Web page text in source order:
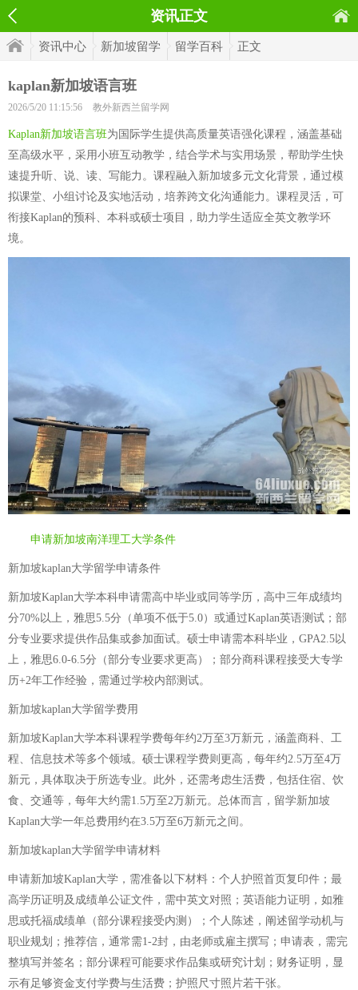
资讯正文
资讯中心 新加坡留学 留学百科 正文
kaplan新加坡语言班
2026/5/20 11:15:56 教外新西兰留学网
Kaplan新加坡语言班为国际学生提供高质量英语强化课程，涵盖基础
至高级水平，采用小班互动教学，结合学术与实用场景，帮助学生快
速提升听、说、读、写能力。课程融入新加坡多元文化背景，通过模
拟课堂、小组讨论及实地活动，培养跨文化沟通能力。课程灵活，可
衔接Kaplan的预科、本科或硕士项目，助力学生适应全英文教学环
境。
申请新加坡南洋理工大学条件
新加坡kaplan大学留学申请条件
新加坡Kaplan大学本科申请需高中毕业或同等学历，高中三年成绩均
分70%以上，雅思5.5分（单项不低于5.0）或通过Kaplan英语测试；部
分专业要求提供作品集或参加面试。硕士申请需本科毕业，GPA2.5以
上，雅思6.0-6.5分（部分专业要求更高）；部分商科课程接受大专学
历+2年工作经验，需通过学校内部测试。
新加坡kaplan大学留学费用
新加坡Kaplan大学本科课程学费每年约2万至3万新元，涵盖商科、工
程、信息技术等多个领域。硕士课程学费则更高，每年约2.5万至4万
新元，具体取决于所选专业。此外，还需考虑生活费，包括住宿、饮
食、交通等，每年大约需1.5万至2万新元。总体而言，留学新加坡
Kaplan大学一年总费用约在3.5万至6万新元之间。
新加坡kaplan大学留学申请材料
申请新加坡Kaplan大学，需准备以下材料：个人护照首页复印件；最
高学历证明及成绩单公证文件，需中英文对照；英语能力证明，如雅
思或托福成绩单（部分课程接受内测）；个人陈述，阐述留学动机与
职业规划；推荐信，通常需1-2封，由老师或雇主撰写；申请表，需完
整填写并签名；部分课程可能要求作品集或研究计划；财务证明，显
示有足够资金支付学费与生活费；护照尺寸照片若干张。